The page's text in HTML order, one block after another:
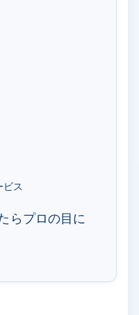
ス
らプロの目に